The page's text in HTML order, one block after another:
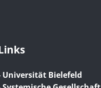
Universität Bielefeld